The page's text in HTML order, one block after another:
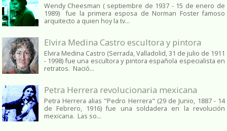
Wendy Cheesman ( septiembre de 1937 - 15 de enero de
1989) fue la primera esposa de Norman Foster famoso
arquitecto a quien hoy la tv...
Elvira Medina Castro escultora y pintora
Elvira Medina Castro (Serrada, Valladolid, 31 de julio de 1911
- 1998) fue una escultora y pintora española especialista en
retratos. Nació...
Petra Herrera revolucionaria mexicana
Petra Herrera alias "Pedro Herrera" (29 de Junio, 1887 - 14
de Febrero, 1916) fue una soldadera en la revolución
mexicana. Las so...